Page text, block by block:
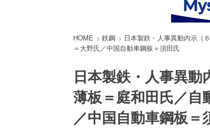
HOME 鉄鋼
日本製鉄・人事異動内示（
＝大野氏／中国自動車鋼板＝須田氏
日本製鉄・人事異
薄板＝庭和田氏／自
／中国自動車鋼板＝